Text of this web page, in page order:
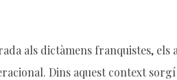
als dictàmens franquistes, els
Dins aquest context